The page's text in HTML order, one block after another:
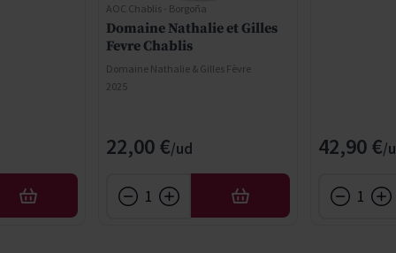
AFEGIR
AOC Chablis - Borgoña
Domaine Nathalie et Gilles
Fevre Chablis
Domaine Nathalie & Gilles Fèvre
2025
22,00 €
AFEGIR
42,90 €